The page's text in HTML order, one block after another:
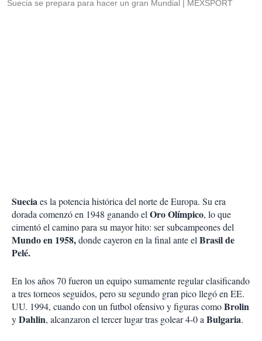
Suecia se prepara para hacer un gran Mundial MEXSPORT
Sueciaes la potencia histórica del norte de Europa. Su era
dorada comenzó en 1948 ganando elOro Olímpico, lo que
cimentó el camino para su mayor hito: ser subcampeones del
Mundo en 1958,donde cayeron en la final ante elBrasil de
Pelé.
En los años 70 fueron un equipo sumamente regular clasificando
a tres torneos seguidos, pero su segundo gran pico llegó en EE.
UU. 1994, cuando con un futbol ofensivo y figuras comoBrolin
yDahlin, alcanzaron el tercer lugar tras golear 4-0 aBulgaria.